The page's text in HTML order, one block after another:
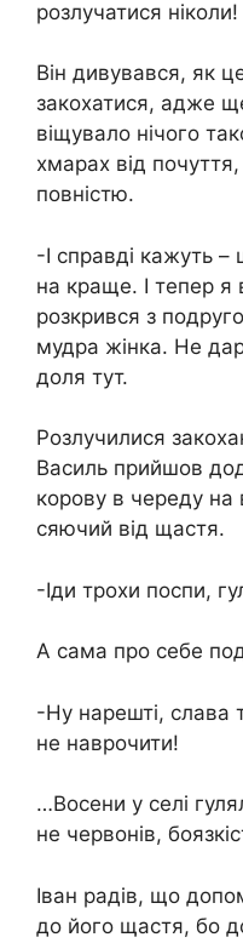
розлучатися ніколи!
Він дивувався, як
закохатися, адже
віщувало нічого
хмарах від почуття,
повністю.
-І справді кажуть
на краще. І тепер
розкрився з
мудра жінка. Не
доля тут.
Розлучилися
Василь прийшов
корову в череду на
сяючий від щастя.
-Іди трохи поспи,
А сама про себе
-Ну нарешті, слава
не наврочити!
…Восени у селі
не червонів,
Іван радів, що
до його щастя, бо